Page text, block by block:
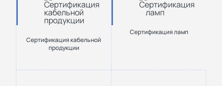
Сертификация кабельной
продукции
Сертификация ламп